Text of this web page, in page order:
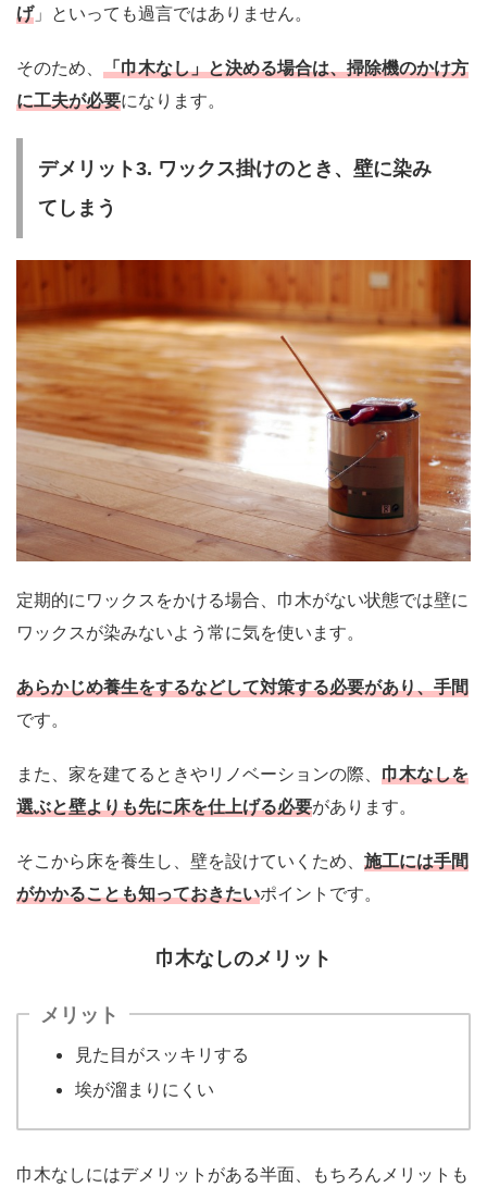
げ」といっても過言ではありません。
そのため、 「巾木なし」と決める場合は、掃除機のかけ方
に工夫が必要になります。
デメリット3. ワックス掛けのとき、壁に染み
てしまう
定期的にワックスをかける場合、巾木がない状態では壁に
ワックスが染みないよう常に気を使います。
あらかじめ養生をするなどして対策する必要があり、手間
です。
また、家を建てるときやリノベーションの際、 巾木なしを
選ぶと壁よりも先に床を仕上げる必要があります。
そこから床を養生し、壁を設けていくため、 施工には手間
がかかることも知っておきたいポイントです。
巾木なしのメリット
メリット
見た目がスッキリする
埃が溜まりにくい
巾木なしにはデメリットがある半面、もちろんメリットも